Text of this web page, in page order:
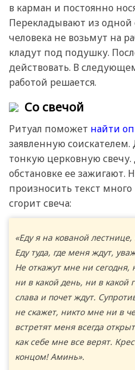
в карман и постоянно
Перекладывают из
человека не возьмут на
кладут под подушку.
действовать. В
работой решается.
Со свечой
Ритуал поможет найти
заявленную
тонкую церковную
обстановке ее зажигают.
произносить текст
сгорит свеча:
«Еду я на кованой
Еду туда, где меня ждут,
Не откажут мне ни сегодня,
ни в какой день, ни в какой
слава и почет ждут.
не скажет, никто мне ни в
встретят меня всегда
как себе мне все верят.
концом! Аминь».